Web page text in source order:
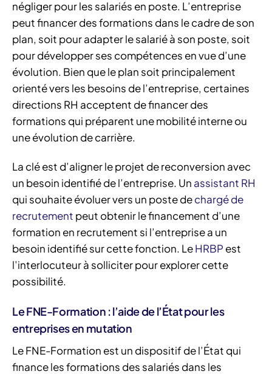
négliger pour les salariés en poste. L’entreprise
peut financer des formations dans le cadre de son
plan, soit pour adapter le salarié à son poste, soit
pour développer ses compétences en vue d’une
évolution. Bien que le plan soit principalement
orienté vers les besoins de l’entreprise, certaines
directions RH acceptent de financer des
formations qui préparent une mobilité interne ou
une évolution de carrière.
La clé est d’aligner le projet de reconversion avec
un besoin identifié de l’entreprise. Un assistant RH
qui souhaite évoluer vers un poste dechargé de
recrutement peut obtenir le financement d’une
formation en recrutement si l’entreprise a un
besoin identifié sur cette fonction. LeHRBP est
l’interlocuteur à solliciter pour explorer cette
possibilité.
Le FNE-Formation : l’aide de l’État pour les
entreprises en mutation
Le FNE-Formation est un dispositif de l’État qui
finance les formations des salariés dans les